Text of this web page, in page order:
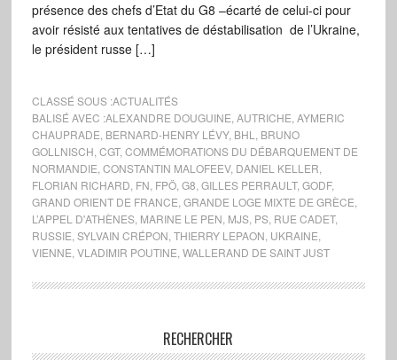
présence des chefs d’Etat du G8 –écarté de celui-ci pour
avoir résisté aux tentatives de déstabilisation de l’Ukraine,
le président russe […]
CLASSÉ SOUS :ACTUALITÉS
BALISÉ AVEC :ALEXANDRE DOUGUINE AUTRICHE AYMERIC
CHAUPRADE BERNARD-HENRY LÉVY, BHL
BRUNO
GOLLNISCH CGT, COMMÉMORATIONS DU DÉBARQUEMENT DE
NORMANDIE CONSTANTIN MALOFEEV, DANIEL KELLER
FLORIAN RICHARD FN FPÖ, G8 GILLES PERRAULT, GODF,
GRAND ORIENT DE FRANCE GRANDE LOGE MIXTE DE GRÈCE
L’APPEL D'ATHÈNES, MARINE LE PEN MJS, PS, RUE CADET,
RUSSIE SYLVAIN CRÉPON THIERRY LEPAON UKRAINE
VIENNE VLADIMIR POUTINE WALLERAND DE SAINT JUST
RECHERCHER